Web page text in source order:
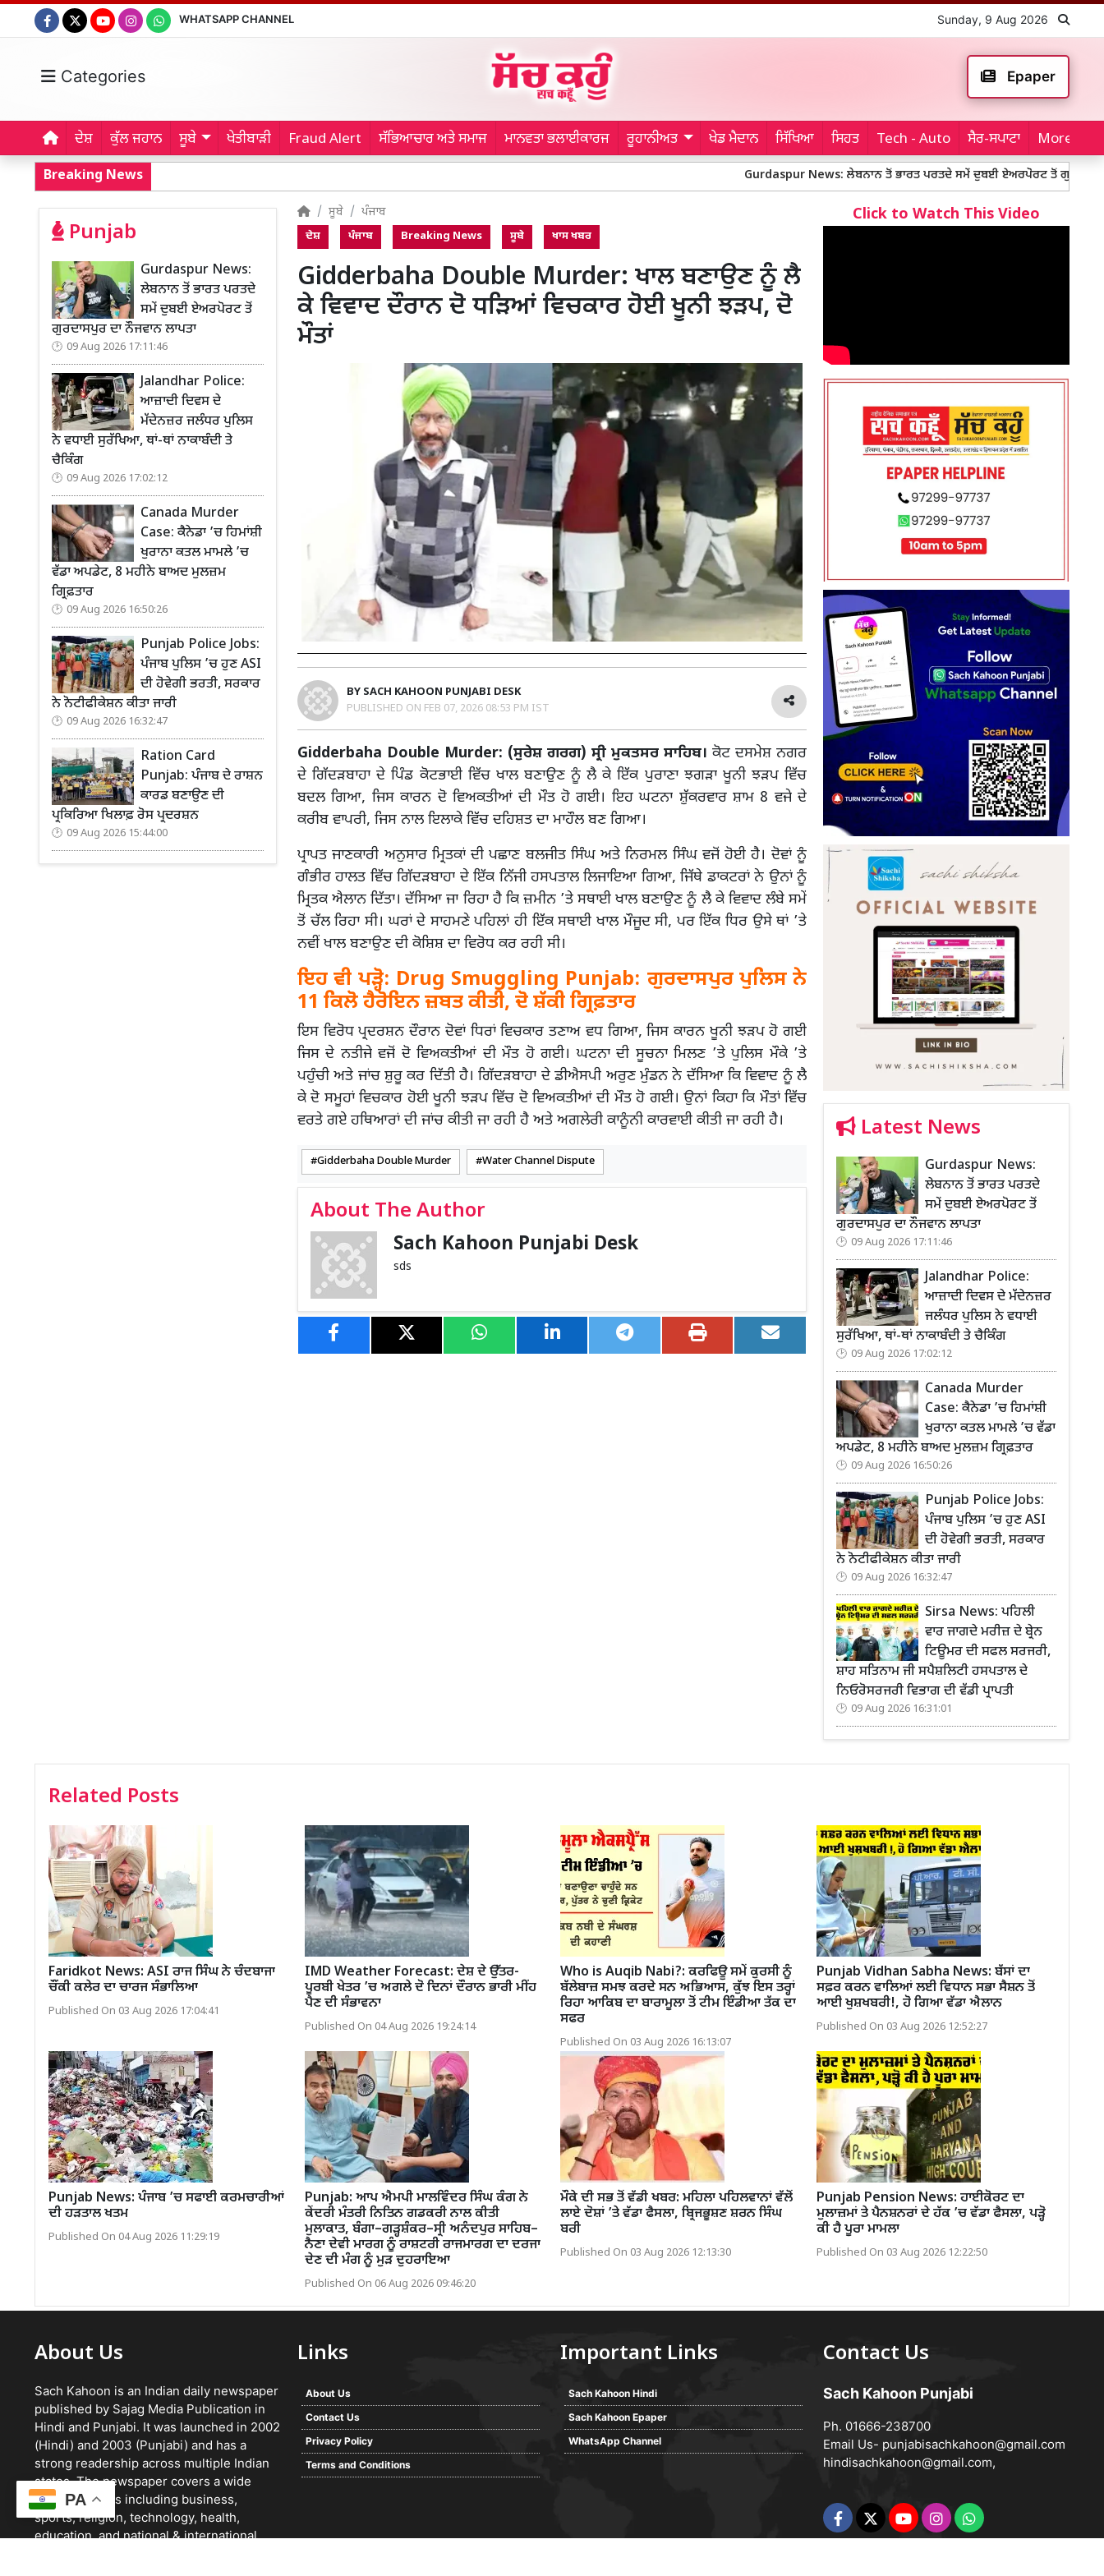
WHATSAPP CHANNEL Sunday, 9 Aug 2026
Categories Epaper
ਦੇਸ਼ ਕੁੱਲ ਜਹਾਨ ਸੂਬੇ ਖੇਤੀਬਾੜੀ Fraud Alert ਸੱਭਿਆਚਾਰ ਅਤੇ ਸਮਾਜ ਮਾਨਵਤਾ ਭਲਾਈਕਾਰਜ ਰੂਹਾਨੀਅਤ ਖੇਡ ਮੈਦਾਨ ਸਿੱਖਿਆ ਸਿਹਤ Tech - Auto ਸੈਰ-ਸਪਾਟਾ More...
Breaking News Gurdaspur News: ਲੇਬਨਾਨ ਤੋਂ ਭਾਰਤ ਪਰਤਦੇ ਸਮੇਂ ਦੁਬਈ ਏਅਰਪੋਰਟ ਤੋਂ ਗੁਰਦਾਸਪੁਰ ਦਾ ਨੌਜਵਾਨ
Punjab
Gurdaspur News:
ਲੇਬਨਾਨ ਤੋਂ ਭਾਰਤ ਪਰਤਦੇ
ਸਮੇਂ ਦੁਬਈ ਏਅਰਪੋਰਟ ਤੋਂ
ਗੁਰਦਾਸਪੁਰ ਦਾ ਨੌਜਵਾਨ ਲਾਪਤਾ
09 Aug 2026 17:11:46
Jalandhar Police:
ਆਜ਼ਾਦੀ ਦਿਵਸ ਦੇ
ਮੱਦੇਨਜ਼ਰ ਜਲੰਧਰ ਪੁਲਿਸ
ਨੇ ਵਧਾਈ ਸੁਰੱਖਿਆ, ਥਾਂ-ਥਾਂ ਨਾਕਾਬੰਦੀ ਤੇ
ਚੈਕਿੰਗ
09 Aug 2026 17:02:12
Canada Murder
Case: ਕੈਨੇਡਾ ’ਚ ਹਿਮਾਂਸ਼ੀ
ਖੁਰਾਨਾ ਕਤਲ ਮਾਮਲੇ ’ਚ
ਵੱਡਾ ਅਪਡੇਟ, 8 ਮਹੀਨੇ ਬਾਅਦ ਮੁਲਜ਼ਮ
ਗ੍ਰਿਫ਼ਤਾਰ
09 Aug 2026 16:50:26
Punjab Police Jobs:
ਪੰਜਾਬ ਪੁਲਿਸ ’ਚ ਹੁਣ ASI
ਦੀ ਹੋਵੇਗੀ ਭਰਤੀ, ਸਰਕਾਰ
ਨੇ ਨੋਟੀਫੀਕੇਸ਼ਨ ਕੀਤਾ ਜਾਰੀ
09 Aug 2026 16:32:47
Ration Card
Punjab: ਪੰਜਾਬ ਦੇ ਰਾਸ਼ਨ
ਕਾਰਡ ਬਣਾਉਣ ਦੀ
ਪ੍ਰਕਿਰਿਆ ਖਿਲਾਫ਼ ਰੋਸ ਪ੍ਰਦਰਸ਼ਨ
09 Aug 2026 15:44:00
ਸੂਬੇ ਪੰਜਾਬ
ਦੇਸ਼ ਪੰਜਾਬ Breaking News ਸੂਬੇ ਖਾਸ ਖਬਰ
Gidderbaha Double Murder: ਖਾਲ ਬਣਾਉਣ ਨੂੰ ਲੈ
ਕੇ ਵਿਵਾਦ ਦੌਰਾਨ ਦੋ ਧੜਿਆਂ ਵਿਚਕਾਰ ਹੋਈ ਖੂਨੀ ਝੜਪ, ਦੋ
ਮੌਤਾਂ
BY SACH KAHOON PUNJABI DESK
PUBLISHED ON FEB 07, 2026 08:53 PM IST
Gidderbaha Double Murder: (ਸੁਰੇਸ਼ ਗਰਗ) ਸ੍ਰੀ ਮੁਕਤਸਰ ਸਾਹਿਬ। ਕੋਟ ਦਸਮੇਸ਼ ਨਗਰ
ਦੇ ਗਿੱਦੜਬਾਹਾ ਦੇ ਪਿੰਡ ਕੋਟਭਾਈ ਵਿੱਚ ਖਾਲ ਬਣਾਉਣ ਨੂੰ ਲੈ ਕੇ ਇੱਕ ਪੁਰਾਣਾ ਝਗੜਾ ਖੂਨੀ ਝੜਪ ਵਿੱਚ
ਬਦਲ ਗਿਆ, ਜਿਸ ਕਾਰਨ ਦੋ ਵਿਅਕਤੀਆਂ ਦੀ ਮੌਤ ਹੋ ਗਈ। ਇਹ ਘਟਨਾ ਸ਼ੁੱਕਰਵਾਰ ਸ਼ਾਮ 8 ਵਜੇ ਦੇ
ਕਰੀਬ ਵਾਪਰੀ, ਜਿਸ ਨਾਲ ਇਲਾਕੇ ਵਿੱਚ ਦਹਿਸ਼ਤ ਦਾ ਮਾਹੌਲ ਬਣ ਗਿਆ।
ਪ੍ਰਾਪਤ ਜਾਣਕਾਰੀ ਅਨੁਸਾਰ ਮ੍ਰਿਤਕਾਂ ਦੀ ਪਛਾਣ ਬਲਜੀਤ ਸਿੰਘ ਅਤੇ ਨਿਰਮਲ ਸਿੰਘ ਵਜੋਂ ਹੋਈ ਹੈ। ਦੋਵਾਂ ਨੂੰ
ਗੰਭੀਰ ਹਾਲਤ ਵਿੱਚ ਗਿੱਦੜਬਾਹਾ ਦੇ ਇੱਕ ਨਿੱਜੀ ਹਸਪਤਾਲ ਲਿਜਾਇਆ ਗਿਆ, ਜਿੱਥੇ ਡਾਕਟਰਾਂ ਨੇ ਉਨਾਂ ਨੂੰ
ਮ੍ਰਿਤਕ ਐਲਾਨ ਦਿੱਤਾ। ਦੱਸਿਆ ਜਾ ਰਿਹਾ ਹੈ ਕਿ ਜ਼ਮੀਨ ’ਤੇ ਸਥਾਈ ਖਾਲ ਬਣਾਉਣ ਨੂੰ ਲੈ ਕੇ ਵਿਵਾਦ ਲੰਬੇ ਸਮੇਂ
ਤੋਂ ਚੱਲ ਰਿਹਾ ਸੀ। ਘਰਾਂ ਦੇ ਸਾਹਮਣੇ ਪਹਿਲਾਂ ਹੀ ਇੱਕ ਸਥਾਈ ਖਾਲ ਮੌਜੂਦ ਸੀ, ਪਰ ਇੱਕ ਧਿਰ ਉਸੇ ਥਾਂ ’ਤੇ
ਨਵੀਂ ਖਾਲ ਬਣਾਉਣ ਦੀ ਕੋਸ਼ਿਸ਼ ਦਾ ਵਿਰੋਧ ਕਰ ਰਹੀ ਸੀ।
ਇਹ ਵੀ ਪੜ੍ਹੋ: Drug Smuggling Punjab: ਗੁਰਦਾਸਪੁਰ ਪੁਲਿਸ ਨੇ
11 ਕਿਲੋ ਹੈਰੋਇਨ ਜ਼ਬਤ ਕੀਤੀ, ਦੋ ਸ਼ੱਕੀ ਗ੍ਰਿਫ਼ਤਾਰ
ਇਸ ਵਿਰੋਧ ਪ੍ਰਦਰਸ਼ਨ ਦੌਰਾਨ ਦੋਵਾਂ ਧਿਰਾਂ ਵਿਚਕਾਰ ਤਣਾਅ ਵਧ ਗਿਆ, ਜਿਸ ਕਾਰਨ ਖੂਨੀ ਝੜਪ ਹੋ ਗਈ
ਜਿਸ ਦੇ ਨਤੀਜੇ ਵਜੋਂ ਦੋ ਵਿਅਕਤੀਆਂ ਦੀ ਮੌਤ ਹੋ ਗਈ। ਘਟਨਾ ਦੀ ਸੂਚਨਾ ਮਿਲਣ ’ਤੇ ਪੁਲਿਸ ਮੌਕੇ ’ਤੇ
ਪਹੁੰਚੀ ਅਤੇ ਜਾਂਚ ਸ਼ੁਰੂ ਕਰ ਦਿੱਤੀ ਹੈ। ਗਿੱਦੜਬਾਹਾ ਦੇ ਡੀਐਸਪੀ ਅਰੁਣ ਮੁੰਡਨ ਨੇ ਦੱਸਿਆ ਕਿ ਵਿਵਾਦ ਨੂੰ ਲੈ
ਕੇ ਦੋ ਸਮੂਹਾਂ ਵਿਚਕਾਰ ਹੋਈ ਖੂਨੀ ਝੜਪ ਵਿੱਚ ਦੋ ਵਿਅਕਤੀਆਂ ਦੀ ਮੌਤ ਹੋ ਗਈ। ਉਨਾਂ ਕਿਹਾ ਕਿ ਮੌਤਾਂ ਵਿੱਚ
ਵਰਤੇ ਗਏ ਹਥਿਆਰਾਂ ਦੀ ਜਾਂਚ ਕੀਤੀ ਜਾ ਰਹੀ ਹੈ ਅਤੇ ਅਗਲੇਰੀ ਕਾਨੂੰਨੀ ਕਾਰਵਾਈ ਕੀਤੀ ਜਾ ਰਹੀ ਹੈ।
Gidderbaha Double Murder Water Channel Dispute
About The Author
Sach Kahoon Punjabi Desk
sds
Click to Watch This Video
Latest News
Gurdaspur News:
ਲੇਬਨਾਨ ਤੋਂ ਭਾਰਤ ਪਰਤਦੇ
ਸਮੇਂ ਦੁਬਈ ਏਅਰਪੋਰਟ ਤੋਂ
ਗੁਰਦਾਸਪੁਰ ਦਾ ਨੌਜਵਾਨ ਲਾਪਤਾ
09 Aug 2026 17:11:46
Jalandhar Police:
ਆਜ਼ਾਦੀ ਦਿਵਸ ਦੇ ਮੱਦੇਨਜ਼ਰ
ਜਲੰਧਰ ਪੁਲਿਸ ਨੇ ਵਧਾਈ
ਸੁਰੱਖਿਆ, ਥਾਂ-ਥਾਂ ਨਾਕਾਬੰਦੀ ਤੇ ਚੈਕਿੰਗ
09 Aug 2026 17:02:12
Canada Murder
Case: ਕੈਨੇਡਾ ’ਚ ਹਿਮਾਂਸ਼ੀ
ਖੁਰਾਨਾ ਕਤਲ ਮਾਮਲੇ ’ਚ ਵੱਡਾ
ਅਪਡੇਟ, 8 ਮਹੀਨੇ ਬਾਅਦ ਮੁਲਜ਼ਮ ਗ੍ਰਿਫ਼ਤਾਰ
09 Aug 2026 16:50:26
Punjab Police Jobs:
ਪੰਜਾਬ ਪੁਲਿਸ ’ਚ ਹੁਣ ASI
ਦੀ ਹੋਵੇਗੀ ਭਰਤੀ, ਸਰਕਾਰ
ਨੇ ਨੋਟੀਫੀਕੇਸ਼ਨ ਕੀਤਾ ਜਾਰੀ
09 Aug 2026 16:32:47
Sirsa News: ਪਹਿਲੀ
ਵਾਰ ਜਾਗਦੇ ਮਰੀਜ਼ ਦੇ ਬ੍ਰੇਨ
ਟਿਊਮਰ ਦੀ ਸਫਲ ਸਰਜਰੀ,
ਸ਼ਾਹ ਸਤਿਨਾਮ ਜੀ ਸਪੈਸ਼ਲਿਟੀ ਹਸਪਤਾਲ ਦੇ
ਨਿਓਰੋਸਰਜਰੀ ਵਿਭਾਗ ਦੀ ਵੱਡੀ ਪ੍ਰਾਪਤੀ
09 Aug 2026 16:31:01
Related Posts
Faridkot News: ASI ਰਾਜ ਸਿੰਘ ਨੇ ਚੰਦਬਾਜਾ
ਚੌਂਕੀ ਕਲੇਰ ਦਾ ਚਾਰਜ ਸੰਭਾਲਿਆ
Published On 03 Aug 2026 17:04:41
IMD Weather Forecast: ਦੇਸ਼ ਦੇ ਉੱਤਰ-
ਪੂਰਬੀ ਖੇਤਰ ’ਚ ਅਗਲੇ ਦੋ ਦਿਨਾਂ ਦੌਰਾਨ ਭਾਰੀ ਮੀਂਹ
ਪੈਣ ਦੀ ਸੰਭਾਵਨਾ
Published On 04 Aug 2026 19:24:14
Who is Auqib Nabi?: ਕਰਫਿਊ ਸਮੇਂ ਕੁਰਸੀ ਨੂੰ
ਬੱਲੇਬਾਜ਼ ਸਮਝ ਕਰਦੇ ਸਨ ਅਭਿਆਸ, ਕੁੱਝ ਇਸ ਤਰ੍ਹਾਂ
ਰਿਹਾ ਆਕਿਬ ਦਾ ਬਾਰਾਮੂਲਾ ਤੋਂ ਟੀਮ ਇੰਡੀਆ ਤੱਕ ਦਾ
ਸਫਰ
Published On 03 Aug 2026 16:13:07
Punjab Vidhan Sabha News: ਬੱਸਾਂ ਦਾ
ਸਫ਼ਰ ਕਰਨ ਵਾਲਿਆਂ ਲਈ ਵਿਧਾਨ ਸਭਾ ਸੈਸ਼ਨ ਤੋਂ
ਆਈ ਖੁਸ਼ਖਬਰੀ!, ਹੋ ਗਿਆ ਵੱਡਾ ਐਲਾਨ
Published On 03 Aug 2026 12:52:27
Punjab News: ਪੰਜਾਬ ’ਚ ਸਫਾਈ ਕਰਮਚਾਰੀਆਂ
ਦੀ ਹੜਤਾਲ ਖਤਮ
Published On 04 Aug 2026 11:29:19
Punjab: ਆਪ ਐਮਪੀ ਮਾਲਵਿੰਦਰ ਸਿੰਘ ਕੰਗ ਨੇ
ਕੇਂਦਰੀ ਮੰਤਰੀ ਨਿਤਿਨ ਗਡਕਰੀ ਨਾਲ ਕੀਤੀ
ਮੁਲਾਕਾਤ, ਬੰਗਾ–ਗੜ੍ਹਸ਼ੰਕਰ–ਸ੍ਰੀ ਅਨੰਦਪੁਰ ਸਾਹਿਬ–
ਨੈਣਾ ਦੇਵੀ ਮਾਰਗ ਨੂੰ ਰਾਸ਼ਟਰੀ ਰਾਜਮਾਰਗ ਦਾ ਦਰਜਾ
ਦੇਣ ਦੀ ਮੰਗ ਨੂੰ ਮੁੜ ਦੁਹਰਾਇਆ
Published On 06 Aug 2026 09:46:20
ਮੌਕੇ ਦੀ ਸਭ ਤੋਂ ਵੱਡੀ ਖਬਰ: ਮਹਿਲਾ ਪਹਿਲਵਾਨਾਂ ਵੱਲੋਂ
ਲਾਏ ਦੋਸ਼ਾਂ ’ਤੇ ਵੱਡਾ ਫੈਸਲਾ, ਬ੍ਰਿਜਭੂਸ਼ਣ ਸ਼ਰਨ ਸਿੰਘ
ਬਰੀ
Published On 03 Aug 2026 12:13:30
Punjab Pension News: ਹਾਈਕੋਰਟ ਦਾ
ਮੁਲਾਜ਼ਮਾਂ ਤੇ ਪੈਨਸ਼ਨਰਾਂ ਦੇ ਹੱਕ ’ਚ ਵੱਡਾ ਫੈਸਲਾ, ਪੜ੍ਹੋ
ਕੀ ਹੈ ਪੂਰਾ ਮਾਮਲਾ
Published On 03 Aug 2026 12:22:50
About Us
Sach Kahoon is an Indian daily newspaper
published by Sajag Media Publication in
Hindi and Punjabi. It was launched in 2002
(Hindi) and 2003 (Punjabi) and has a
strong readership across multiple Indian
states. The newspaper covers a wide
range of topics including business,
sports, religion, technology, health,
education, and national & international
Links
About Us
Contact Us
Privacy Policy
Terms and Conditions
Important Links
Sach Kahoon Hindi
Sach Kahoon Epaper
WhatsApp Channel
Contact Us
Sach Kahoon Punjabi
Ph. 01666-238700
Email Us- punjabisachkahoon@gmail.com
hindisachkahoon@gmail.com,
PA